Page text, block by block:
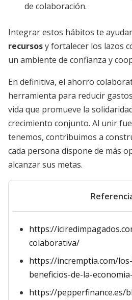
de colaboración.
Integrar estos hábitos te
recursosy fortalecer los lazos
un ambiente de confianza y
En definitiva, el ahorro
herramienta para reducir
vida que promueve la
crecimiento conjunto. Al unir
tenemos, contribuimos a
cada persona dispone de más
alcanzar sus metas.
https://
colaborativa/
https://incremptia.com/
beneficios-de-la-
https://pepperfinance.es/